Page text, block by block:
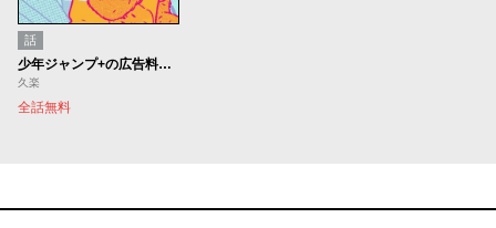
話
少年ジャンプ+の広告料でみんな幸せになった話
久楽
全話無料